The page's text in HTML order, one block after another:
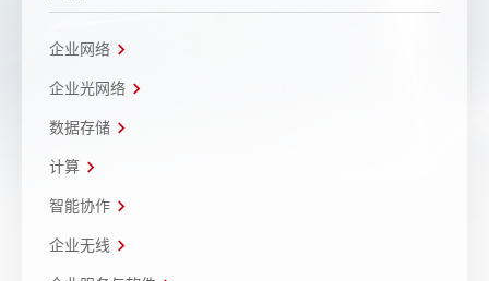
企业网络
企业光网络
数据存储
计算
智能协作
企业无线